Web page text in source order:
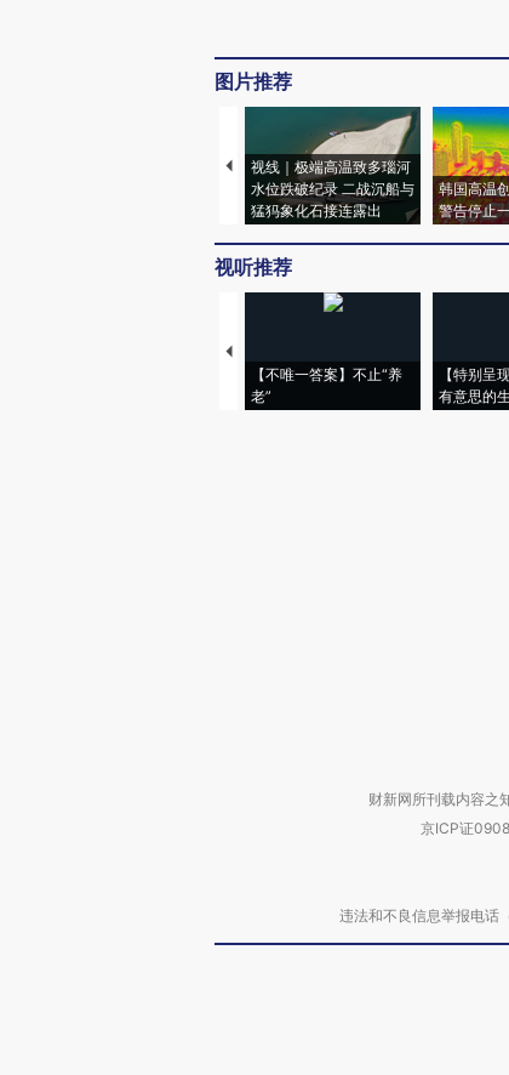
图片推荐
视线｜极端高温致多瑙河
水位跌破纪录 二战沉船与
猛犸象化石接连露出
韩国高温
警告停止
视听推荐
【不唯一答案】不止“养
老”
【特别呈
有意思的
财新网所刊载内容之
京ICP证
违法和不良信息举报电